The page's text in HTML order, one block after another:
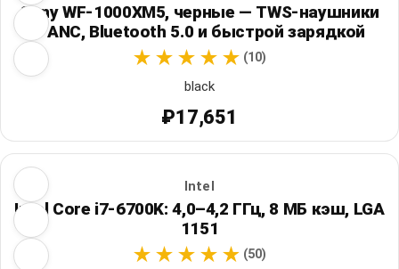
Sony WF-1000XM5, черные — TWS-наушники
с ANC, Bluetooth 5.0 и быстрой зарядкой
(10)
black
₽17,651
Intel
Intel Core i7-6700K: 4,0–4,2 ГГц, 8 МБ кэш, LGA
1151
(50)